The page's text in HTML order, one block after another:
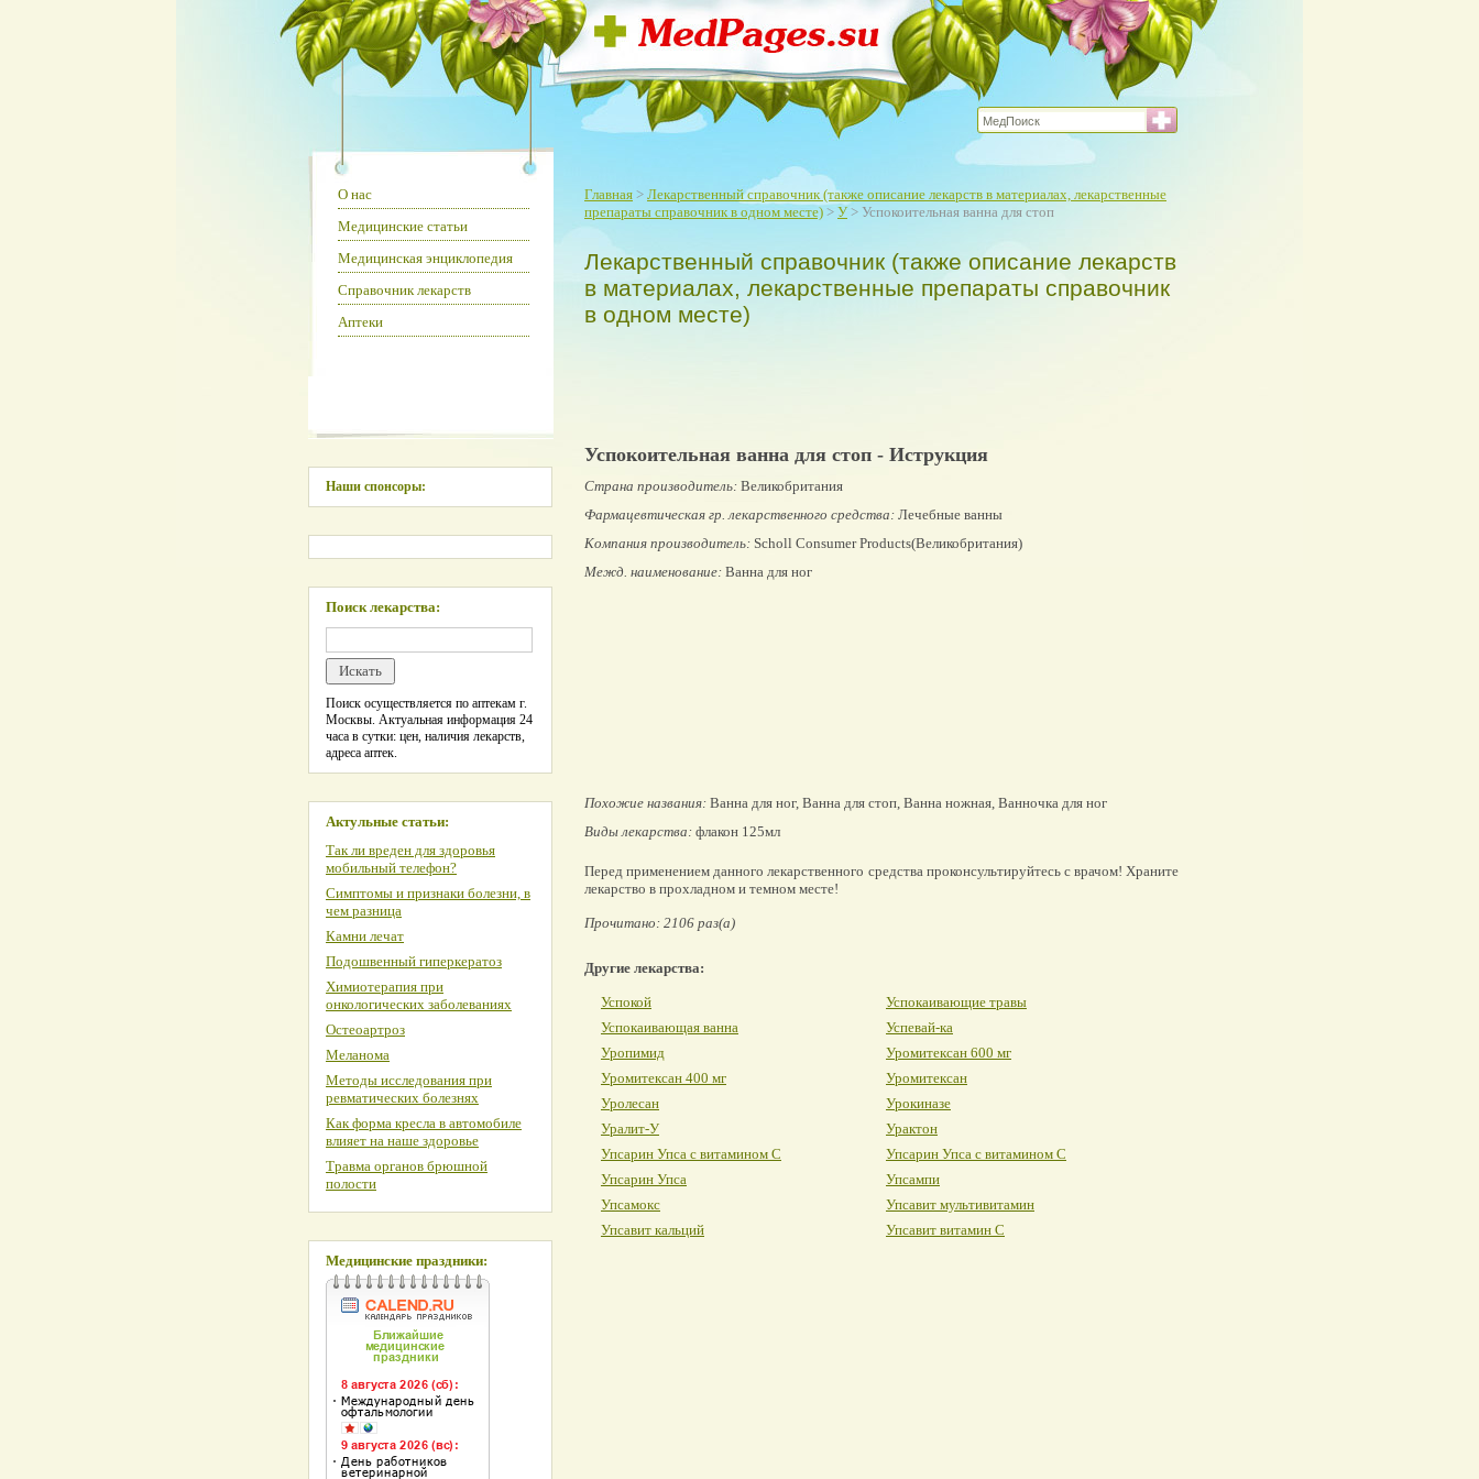
Главная > Лекарственный справочник (также описание лекарств в материалах, лекарственные
препараты справочник в одном месте) > У > Успокоительная ванна для стоп
Лекарственный справочник (также описание лекарств
в материалах, лекарственные препараты справочник
в одном месте)
Успокоительная ванна для стоп - Иструкция
Страна производитель: Великобритания
Фармацевтическая гр. лекарственного средства: Лечебные ванны
Компания производитель: Scholl Consumer Products(Великобритания)
Межд. наименование: Ванна для ног
Похожие названия: Ванна для ног, Ванна для стоп, Ванна ножная, Ванночка для ног
Виды лекарства: флакон 125мл
Перед применением данного лекарственного средства проконсультируйтесь с врачом! Храните
лекарство в прохладном и темном месте!
Прочитано: 2106 раз(а)
Другие лекарства:
Успокой
Успокаивающие травы
Успокаивающая ванна
Успевай-ка
Уропимид
Уромитексан 600 мг
Уромитексан 400 мг
Уромитексан
Уролесан
Урокиназе
Уралит-У
Урактон
Упсарин Упса с витамином С
Упсарин Упса с витамином С
Упсарин Упса
Упсампи
Упсамокс
Упсавит мультивитамин
Упсавит кальций
Упсавит витамин С
О нас
Медицинские статьи
Медицинская энциклопедия
Справочник лекарств
Аптеки
Наши спонсоры:
Поиск лекарства:
Поиск осуществляется по аптекам г.
Москвы. Актуальная информация 24
часа в сутки: цен, наличия лекарств,
адреса аптек.
Актульные статьи:
Так ли вреден для здоровья
мобильный телефон?
Симптомы и признаки болезни, в
чем разница
Камни лечат
Подошвенный гиперкератоз
Химиотерапия при
онкологических заболеваниях
Остеоартроз
Меланома
Методы исследования при
ревматических болезнях
Как форма кресла в автомобиле
влияет на наше здоровье
Травма органов брюшной
полости
Медицинские праздники: